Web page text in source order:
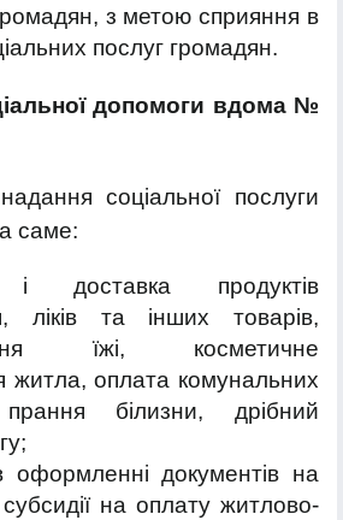
з метою сприяння в
послуг громадян.
допомоги вдома №
соціальної послуги
саме:
і доставка продуктів
ліків та інших товарів,
їжі, косметичне
житла, оплата комунальних
прання білизни, дрібний
оформленні документів на
на оплату житлово-